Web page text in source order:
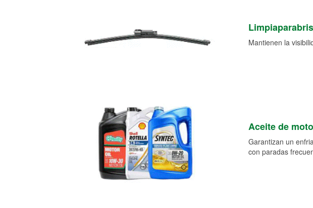
Mantienen la
Aceite de
Garantizan un
con paradas